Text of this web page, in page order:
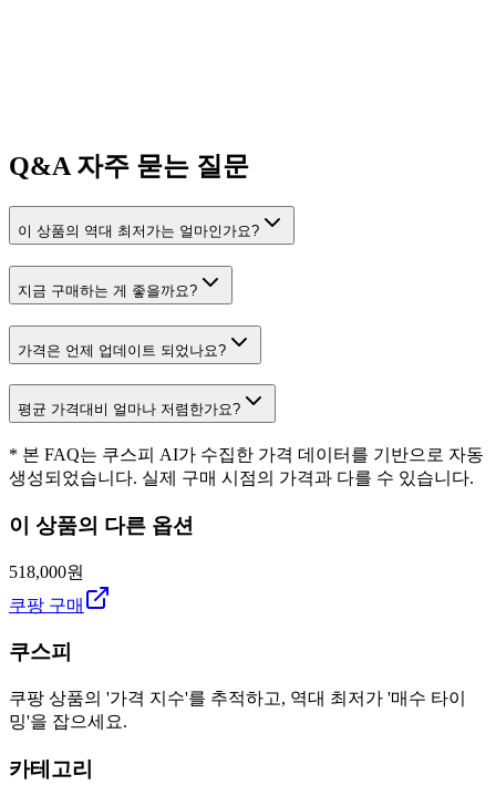
Q&A자주 묻는 질문
이 상품의 역대 최저가는 얼마인가요?
지금 구매하는 게 좋을까요?
가격은 언제 업데이트 되었나요?
평균 가격대비 얼마나 저렴한가요?
* 본 FAQ는 쿠스피 AI가 수집한 가격 데이터를 기반으로 자동
생성되었습니다. 실제 구매 시점의 가격과 다를 수 있습니다.
이 상품의 다른 옵션
518,000원
쿠팡 구매
쿠스피
쿠팡 상품의 '가격 지수'를 추적하고, 역대 최저가 '매수 타이
밍'을 잡으세요.
카테고리